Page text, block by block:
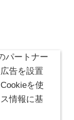
パートナー
告を設置
を使
情報に基